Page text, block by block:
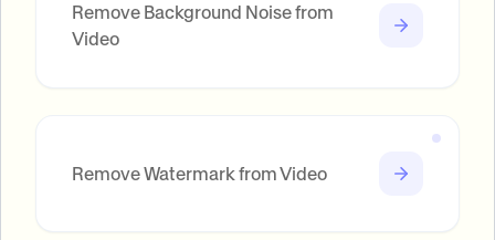
Remove Background Noise from
Video
Remove Watermark from Video